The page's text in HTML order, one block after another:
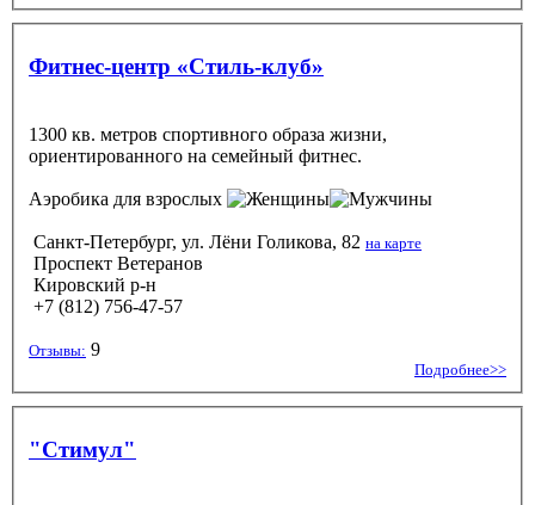
Фитнес-центр «Стиль-клуб»
1300 кв. метров спортивного образа жизни,
ориентированного на семейный фитнес.
Аэробика для взрослых
Санкт-Петербург, ул. Лёни Голикова, 82 на карте
Проспект Ветеранов
Кировский р-н
+7 (812) 756-47-57
Отзывы: 9
Подробнее>>
"Стимул"